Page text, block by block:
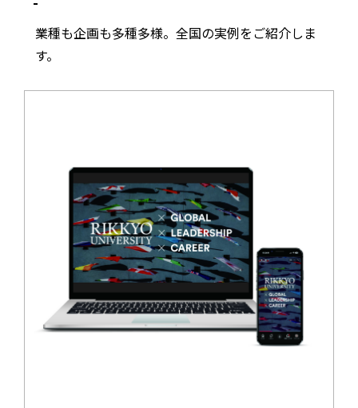
業種も企画も多種多様。全国の実例をご紹介しま
す。